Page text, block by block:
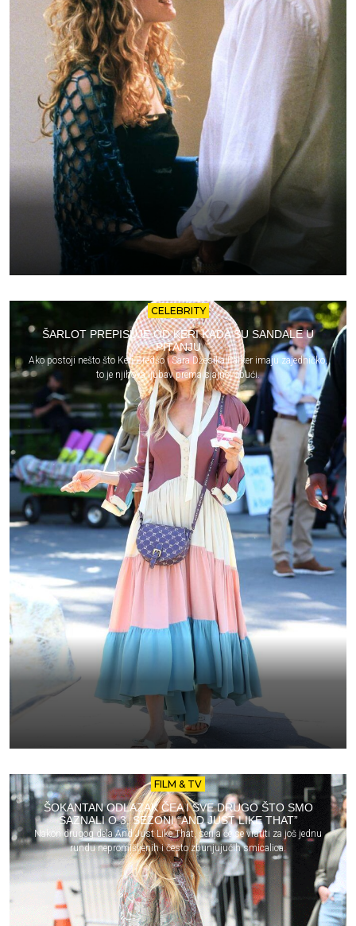
CELEBRITY
ŠARLOT PREPISUJE OD KERI KADA SU SANDALE U
PITANJU
Ako postoji nešto što Keri Bredšo i Sara Džesika Parker imaju zajedničko,
to je njihova ljubav prema sjajnoj obući.
FILM & TV
ŠOKANTAN ODLAZAK ČEA I SVE DRUGO ŠTO SMO
SAZNALI O 3. SEZONI “AND JUST LIKE THAT”
Nakon drugog dela And Just Like That, serija će se vratiti za još jednu
rundu nepromišljenih i često zbunjujućih smicalica.